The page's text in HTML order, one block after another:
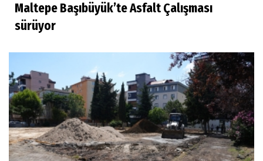
Maltepe Başıbüyük’te Asfalt Çalışması
sürüyor